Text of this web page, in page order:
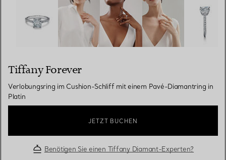
Tiffany Forever
Verlobungsring im Cushion-Schliff mit einem Pavé-Diamantring in
Platin
JETZT BUCHEN
Benötigen Sie einen Tiffany Diamant-Experten?